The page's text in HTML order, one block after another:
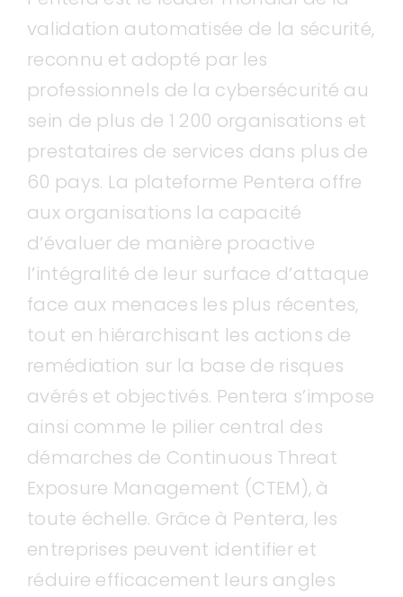
validation automatisée de la sécurité,
reconnu et adopté par les
professionnels de la cybersécurité au
sein de plus de 1 200 organisations et
prestataires de services dans plus de
60 pays. La plateforme Pentera offre
aux organisations la capacité
d’évaluer de manière proactive
l’intégralité de leur surface d’attaque
face aux menaces les plus récentes,
tout en hiérarchisant les actions de
remédiation sur la base de risques
avérés et objectivés. Pentera s’impose
ainsi comme le pilier central des
démarches de Continuous Threat
Exposure Management (CTEM), à
toute échelle. Grâce à Pentera, les
entreprises peuvent identifier et
réduire efficacement leurs angles